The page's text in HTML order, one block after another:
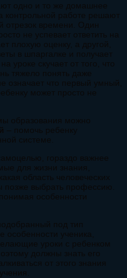
одно и то же домашнее
контрольной работе решают
отрезок времени. Один
не успевает ответить на
плохую оценку, а другой,
в шпаргалке и получает
уроке скучает от того, что
тяжело понять даже
означает что первый умный,
может просто не
образования можно
– помочь ребенку
системе.
гораздо важнее
для жизни знания,
область человеческих
позже выбрать профессию.
особенности
под тип
ученика,
уроки с ребенком
должны знать его
от этого знания